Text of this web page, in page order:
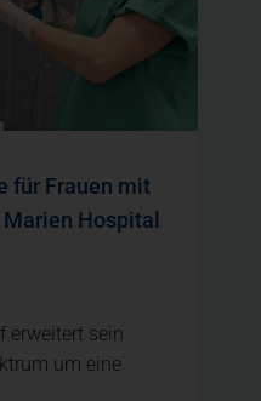
für Frauen mit
Hospital
erweitert sein
um eine